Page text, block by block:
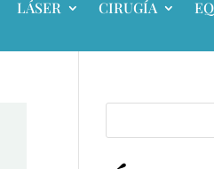
LÁSER CIRUGÍA